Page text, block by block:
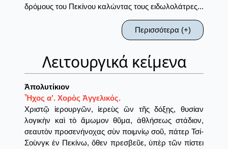
δρόμους του Πεκίνου καλώντας τους ειδωλολάτρες...
Περισσότερα (+)
Λειτουργικά κείμενα
Ἀπολυτίκιον
Ἦχος α’. Χορὸς Ἀγγελικός.
Χριστῷ ἱερουργῶν, ἱερεὺς ὢν τῆς δόξῃς, θυσίαν
λογικὴν καὶ τὸ ἄμωμον θῦμα, ἀθλήσεως στάδιον,
σεαυτὸν προσενήνοχας σὺν ποιμνίῳ σοῦ, πάτερ Τσί-
Σοὺνγκ ἐν Πεκίνω, ὅθεν πρεσβεῦε, ὑπὲρ τῶν πίστει